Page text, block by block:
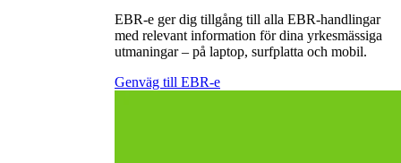
EBR-e ger dig tillgång till alla EBR-handlingar
med relevant information för dina yrkesmässiga
utmaningar – på laptop, surfplatta och mobil.
Genväg till EBR-e